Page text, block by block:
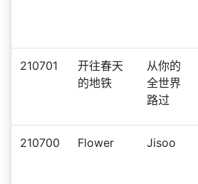
210701
开往春天
的地铁
从你的
全世界
路过
210700 Flower Jisoo